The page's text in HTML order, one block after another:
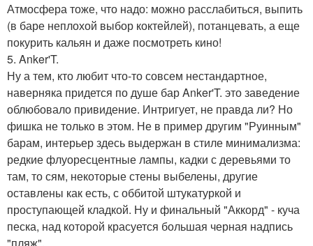
Атмосфера тоже, что надо: можно расслабиться, выпить
(в баре неплохой выбор коктейлей), потанцевать, а еще
покурить кальян и даже посмотреть кино!
5. Anker'T.
Ну а тем, кто любит что-то совсем нестандартное,
наверняка придется по душе бар Anker'T. это заведение
облюбовало привидение. Интригует, не правда ли? Но
фишка не только в этом. Не в пример другим "Руинным"
барам, интерьер здесь выдержан в стиле минимализма:
редкие флуоресцентные лампы, кадки с деревьями то
там, то сям, некоторые стены выбелены, другие
оставлены как есть, с оббитой штукатуркой и
проступающей кладкой. Ну и финальный "Аккорд" - куча
песка, над которой красуется большая черная надпись